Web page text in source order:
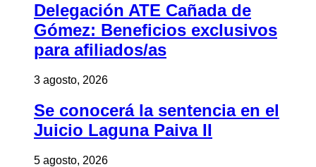
Delegación ATE Cañada de
Gómez: Beneficios exclusivos
para afiliados/as
3 agosto, 2026
Se conocerá la sentencia en el
Juicio Laguna Paiva II
5 agosto, 2026